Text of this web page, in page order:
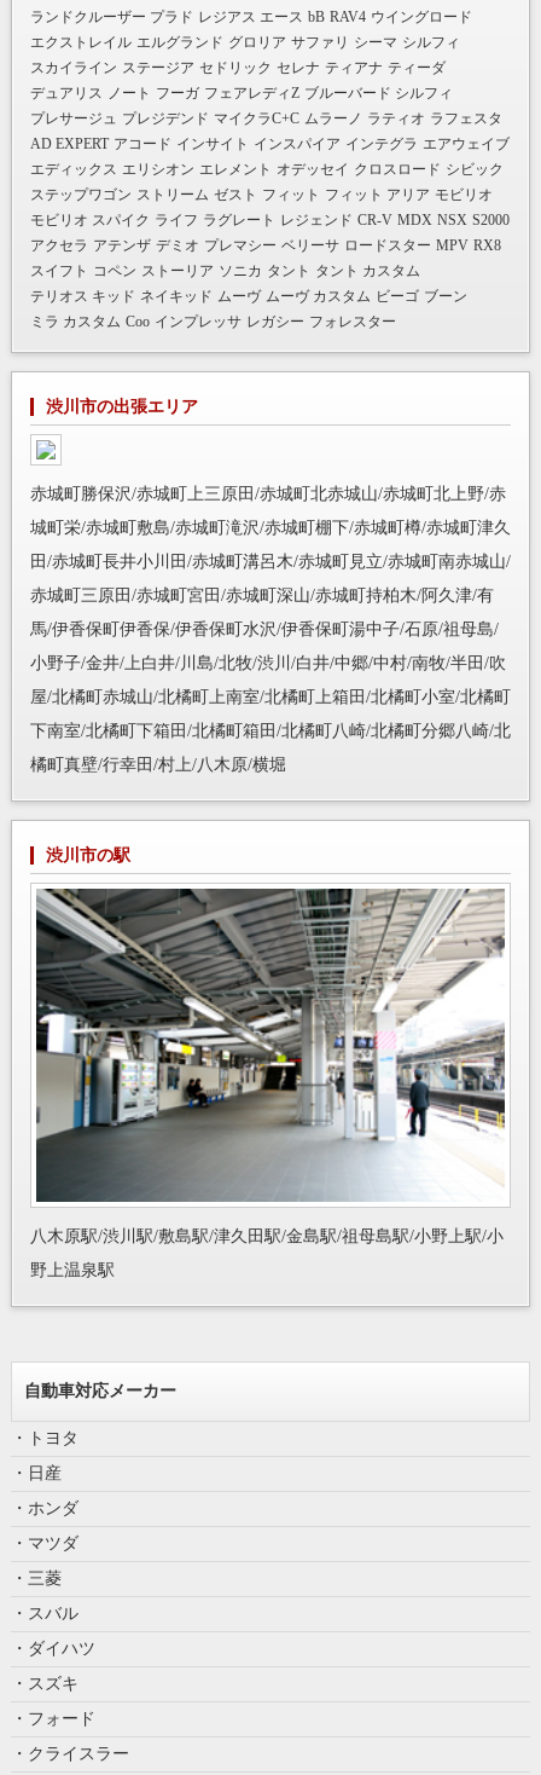
ランドクルーザー プラド レジアス エース bB RAV4 ウイングロード
エクストレイル エルグランド グロリア サファリ シーマ シルフィ
スカイライン ステージア セドリック セレナ ティアナ ティーダ
デュアリス ノート フーガ フェアレディZ ブルーバード シルフィ
プレサージュ プレジデンド マイクラC+C ムラーノ ラティオ ラフェスタ
AD EXPERT アコード インサイト インスパイア インテグラ エアウェイブ
エディックス エリシオン エレメント オデッセイ クロスロード シビック
ステップワゴン ストリーム ゼスト フィット フィット アリア モビリオ
モビリオ スパイク ライフ ラグレート レジェンド CR-V MDX NSX S2000
アクセラ アテンザ デミオ プレマシー ベリーサ ロードスター MPV RX8
スイフト コペン ストーリア ソニカ タント タント カスタム
テリオス キッド ネイキッド ムーヴ ムーヴ カスタム ビーゴ ブーン
ミラ カスタム Coo インプレッサ レガシー フォレスター
渋川市の出張エリア
赤城町勝保沢/赤城町上三原田/赤城町北赤城山/赤城町北上野/赤
城町栄/赤城町敷島/赤城町滝沢/赤城町棚下/赤城町樽/赤城町津久
田/赤城町長井小川田/赤城町溝呂木/赤城町見立/赤城町南赤城山/
赤城町三原田/赤城町宮田/赤城町深山/赤城町持柏木/阿久津/有
馬/伊香保町伊香保/伊香保町水沢/伊香保町湯中子/石原/祖母島/
小野子/金井/上白井/川島/北牧/渋川/白井/中郷/中村/南牧/半田/吹
屋/北橘町赤城山/北橘町上南室/北橘町上箱田/北橘町小室/北橘町
下南室/北橘町下箱田/北橘町箱田/北橘町八崎/北橘町分郷八崎/北
橘町真壁/行幸田/村上/八木原/横堀
渋川市の駅
八木原駅/渋川駅/敷島駅/津久田駅/金島駅/祖母島駅/小野上駅/小
野上温泉駅
自動車対応メーカー
・トヨタ
・日産
・ホンダ
・マツダ
・三菱
・スバル
・ダイハツ
・スズキ
・フォード
・クライスラー